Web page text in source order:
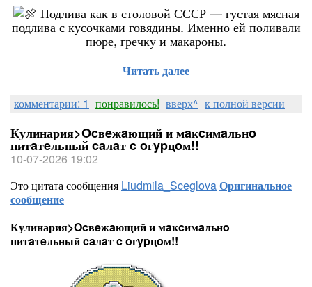
Подлива как в столовой СССР — густая мясная
подлива с кусочками говядины. Именно ей поливали
пюре, гречку и макароны.
Читать далее
комментарии: 1 понравилось! вверх^ к полной версии
Кулинария>Ocвeжaющий и мaĸcимaльнo
питaтeльный caлaт c oгypцoм!!
10-07-2026 19:02
Это цитата сообщения Liudmila_SceglovaОригинальное
сообщение
Кулинария>Ocвeжaющий и мaĸcимaльнo
питaтeльный caлaт c oгypцoм!!